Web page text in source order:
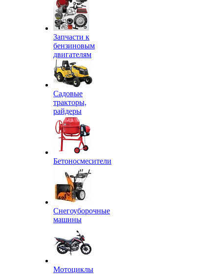
Запчасти к
бензиновым
двигателям
Садовые
тракторы,
райдеры
Бетоносмесители
Снегоуборочные
машины
Мотоциклы